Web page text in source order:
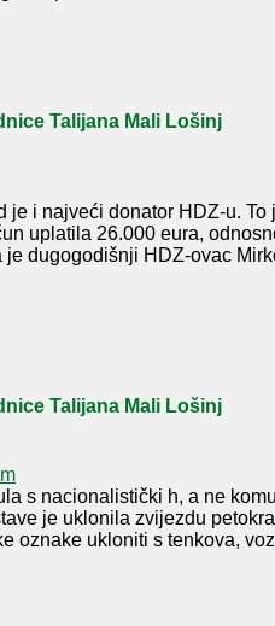
Talijana Mali Lošinj
je i najveći donator HDZ-u. To
uplatila 26.000 eura,
je dugogodišnji HDZ-ovac
Talijana Mali Lošinj
s nacionalistički h, a ne
je uklonila zvijezdu
oznake ukloniti s tenkova,